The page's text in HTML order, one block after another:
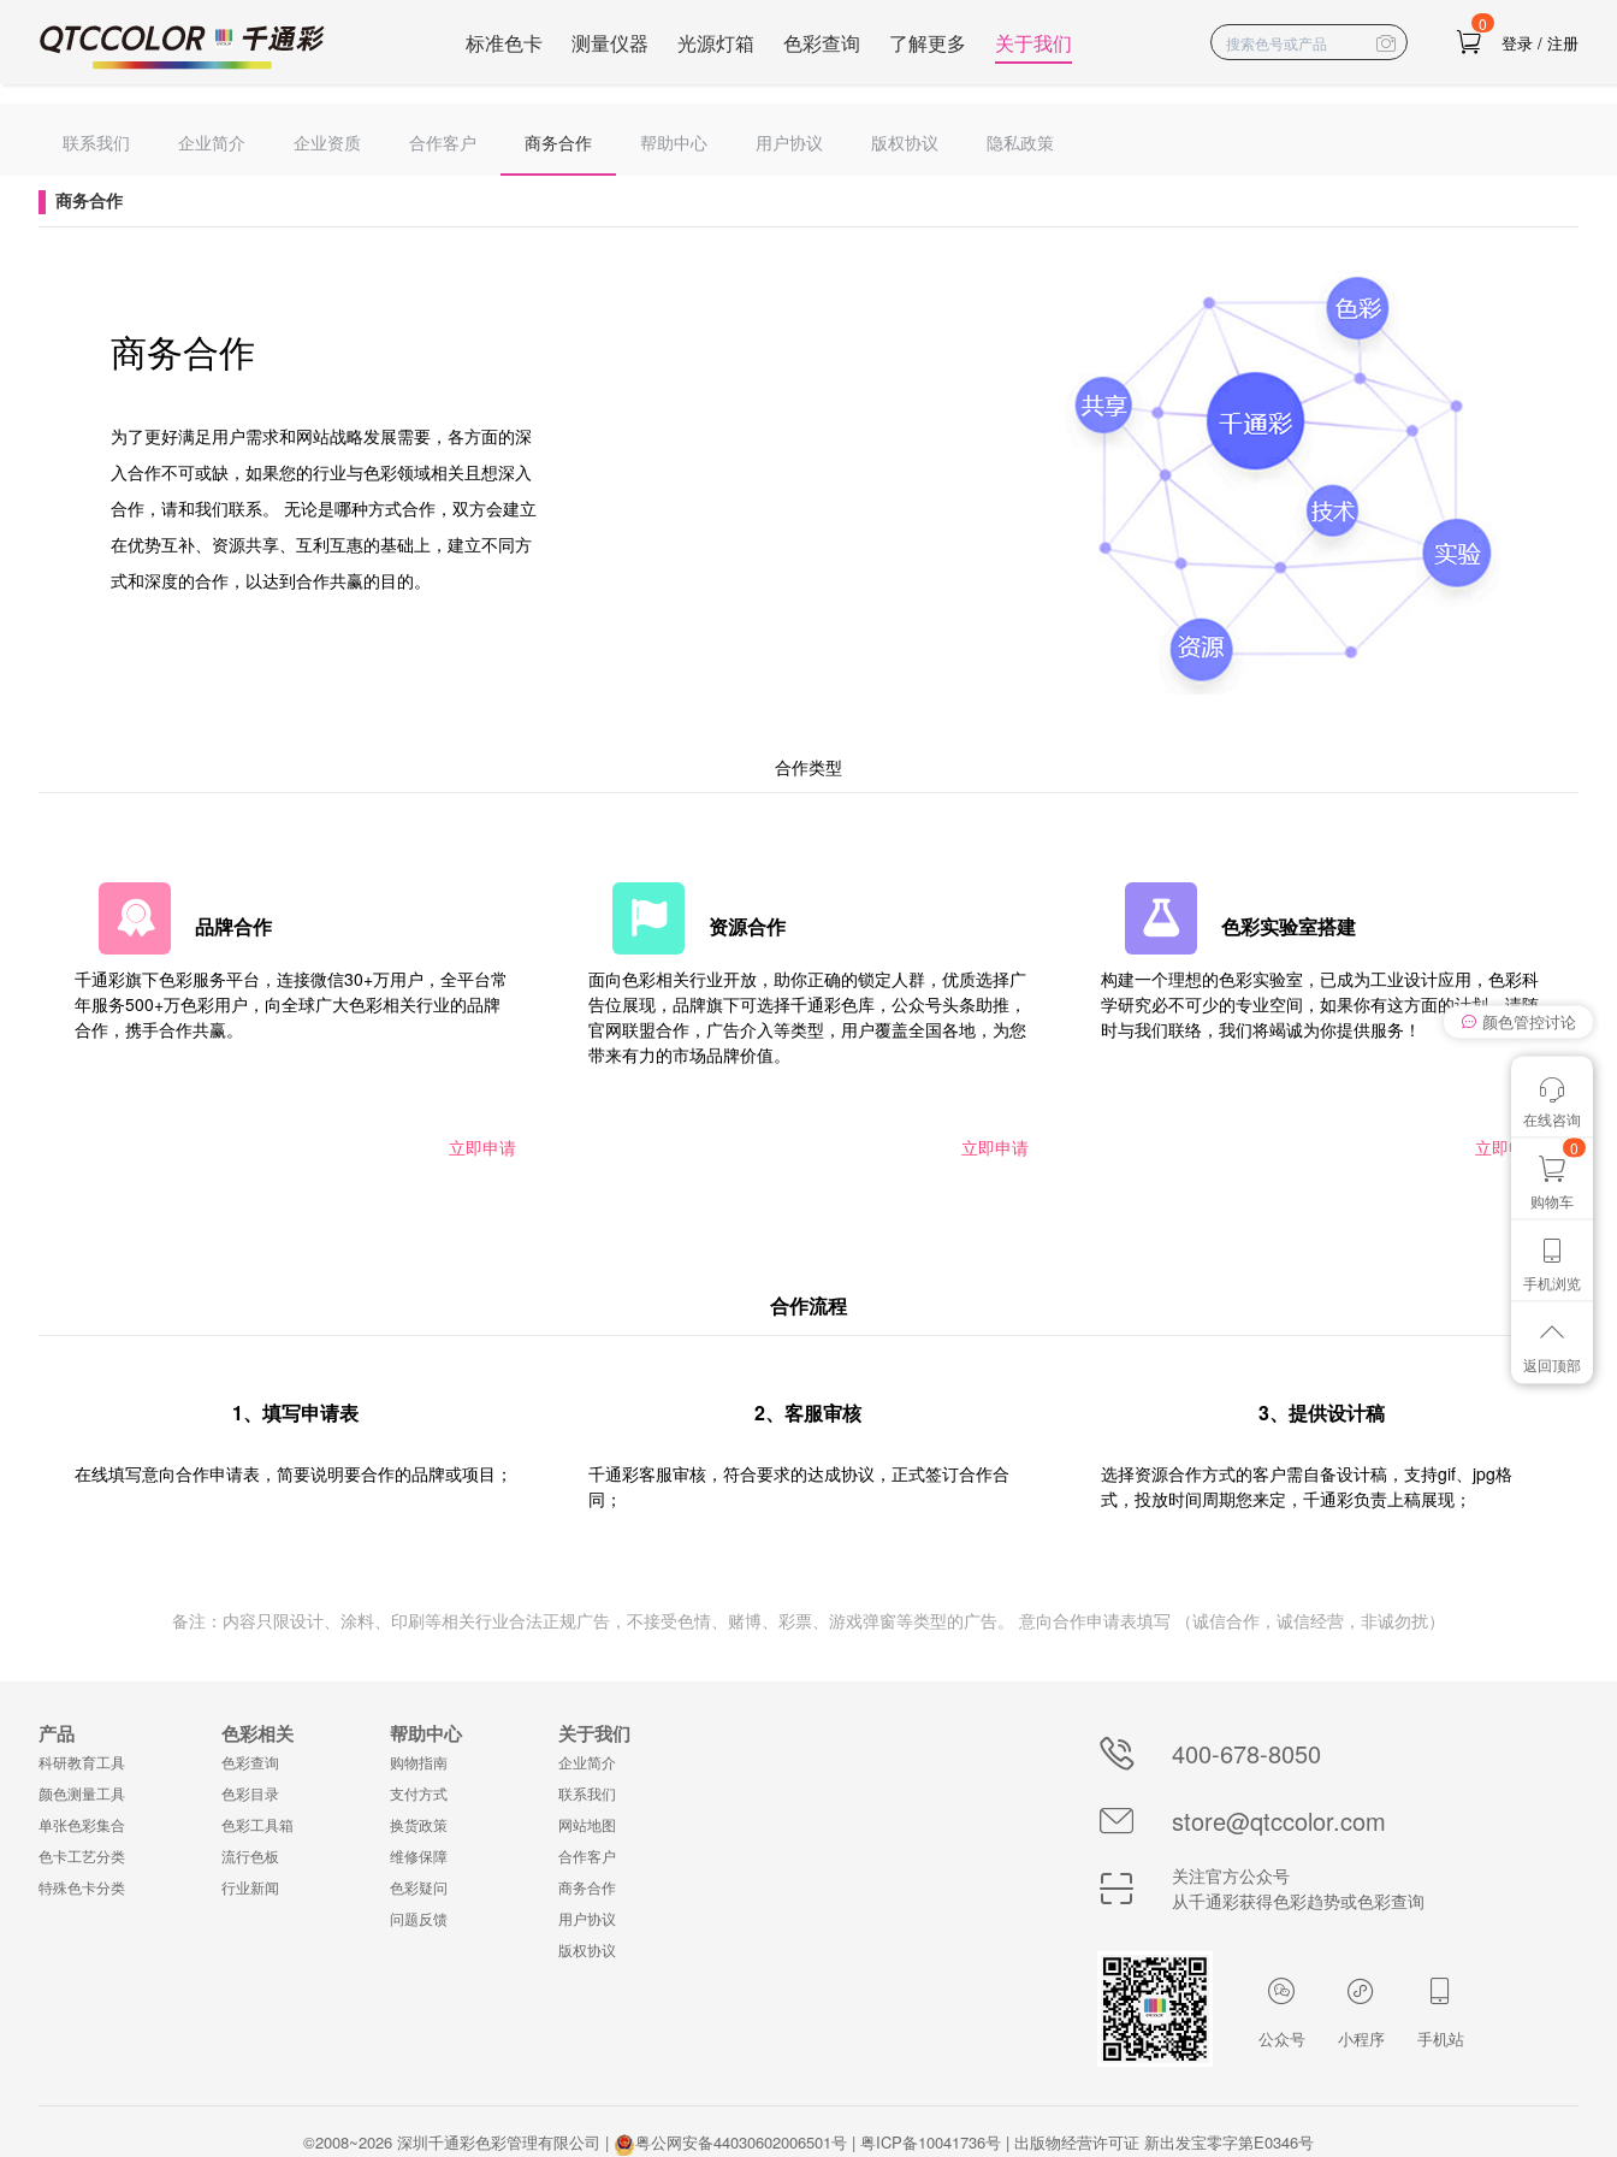
标准色卡 测量仪器 光源灯箱 色彩查询 了解更多 关于我们
0
登录 / 注册
联系我们 企业简介 企业资质 合作客户 商务合作 帮助中心 用户协议 版权协议 隐私政策
商务合作
商务合作
为了更好满足用户需求和网站战略发展需要，各方面的深
入合作不可或缺，如果您的行业与色彩领域相关且想深入
合作，请和我们联系。 无论是哪种方式合作，双方会建立
在优势互补、资源共享、互利互惠的基础上，建立不同方
式和深度的合作，以达到合作共赢的目的。
合作类型
品牌合作
千通彩旗下色彩服务平台，连接微信30+万用户，全平台常
年服务500+万色彩用户，向全球广大色彩相关行业的品牌
合作，携手合作共赢。
立即申请
资源合作
面向色彩相关行业开放，助你正确的锁定人群，优质选择广
告位展现，品牌旗下可选择千通彩色库，公众号头条助推，
官网联盟合作，广告介入等类型，用户覆盖全国各地，为您
带来有力的市场品牌价值。
立即申请
色彩实验室搭建
构建一个理想的色彩实验室，已成为工业设计应用，色彩科
学研究必不可少的专业空间，如果你有这方面的计划，请随
时与我们联络，我们将竭诚为你提供服务！
立即申请
合作流程
1、填写申请表
在线填写意向合作申请表，简要说明要合作的品牌或项目；
2、客服审核
千通彩客服审核，符合要求的达成协议，正式签订合作合
同；
3、提供设计稿
选择资源合作方式的客户需自备设计稿，支持gif、jpg格
式，投放时间周期您来定，千通彩负责上稿展现；
备注：内容只限设计、涂料、印刷等相关行业合法正规广告，不接受色情、赌博、彩票、游戏弹窗等类型的广告。 意向合作申请表填写 （诚信合作，诚信经营，非诚勿扰）
产品
科研教育工具
颜色测量工具
单张色彩集合
色卡工艺分类
特殊色卡分类
色彩相关
色彩查询
色彩目录
色彩工具箱
流行色板
行业新闻
帮助中心
购物指南
支付方式
换货政策
维修保障
色彩疑问
问题反馈
关于我们
企业简介
联系我们
网站地图
合作客户
商务合作
用户协议
版权协议
400-678-8050
store@qtccolor.com
关注官方公众号
从千通彩获得色彩趋势或色彩查询
公众号 小程序 手机站
©2008~2026 深圳千通彩色彩管理有限公司 | 粤公网安备44030602006501号 | 粤ICP备10041736号 | 出版物经营许可证 新出发宝零字第E0346号
我有个想法
想找个色卡
颜色管控讨论
在线咨询
0
购物车
手机浏览
返回顶部